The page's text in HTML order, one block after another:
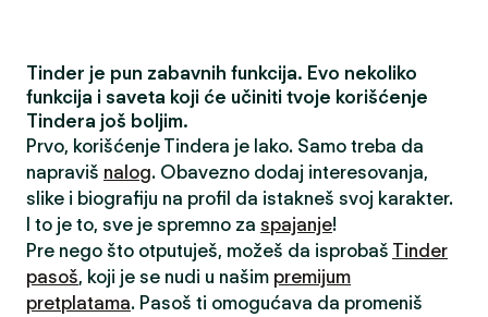
Tinder je pun zabavnih funkcija. Evo nekoliko
funkcija i saveta koji će učiniti tvoje korišćenje
Tindera još boljim.
Prvo, korišćenje Tindera je lako. Samo treba da
napraviš nalog. Obavezno dodaj interesovanja,
slike i biografiju na profil da istakneš svoj karakter.
I to je to, sve je spremno za spajanje!
Pre nego što otputuješ, možeš da isprobaš Tinder
pasoš, koji je se nudi u našim premijum
pretplatama. Pasoš ti omogućava da promeniš